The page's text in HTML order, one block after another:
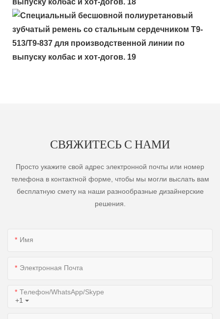
СВЯЖИТЕСЬ С НАМИ
Просто укажите свой адрес электронной почты или номер
телефона в контактной форме, чтобы мы могли выслать вам
бесплатную смету на наши разнообразные дизайнерские
решения.
Имя
Электронная Почта
+1
Телефон/WhatsApp/Skype